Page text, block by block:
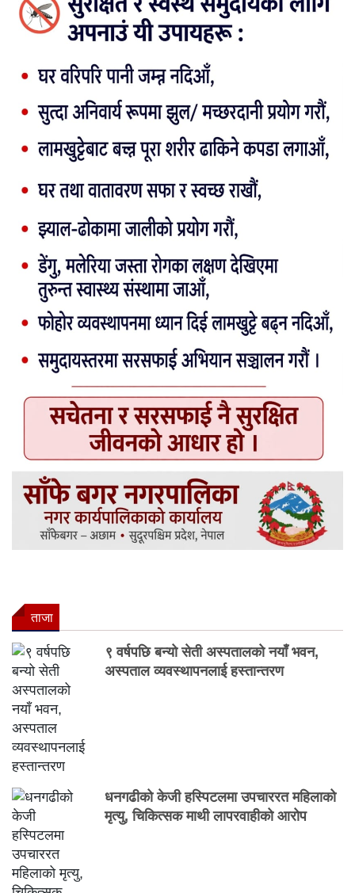
ताजा
९ वर्षपछि बन्यो सेती अस्पतालको नयाँ भवन,
अस्पताल व्यवस्थापनलाई हस्तान्तरण
धनगढीको केजी हस्पिटलमा उपचाररत महिलाको
मृत्यु, चिकित्सक माथी लापरवाहीको आरोप